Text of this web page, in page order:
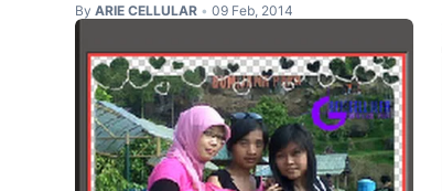
By ARIE CELLULAR • 09 Feb, 2014